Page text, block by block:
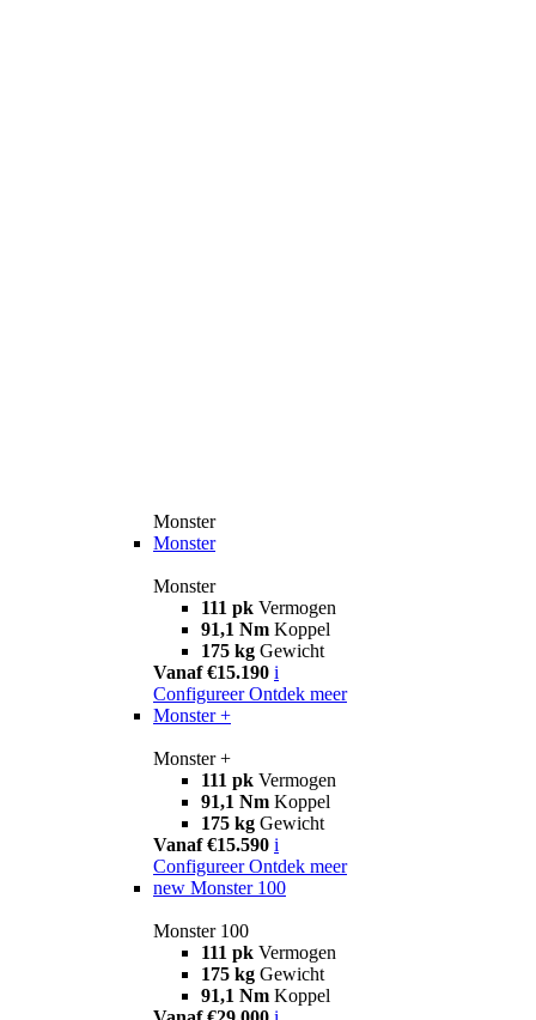
Monster
Monster
Monster
111 pk Vermogen
91,1 Nm Koppel
175 kg Gewicht
Vanaf €15.190 i
Configureer Ontdek meer
Monster +
Monster +
111 pk Vermogen
91,1 Nm Koppel
175 kg Gewicht
Vanaf €15.590 i
Configureer Ontdek meer
new Monster 100
Monster 100
111 pk Vermogen
175 kg Gewicht
91,1 Nm Koppel